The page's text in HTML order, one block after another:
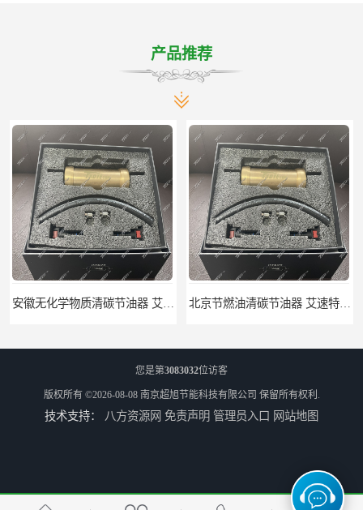
产品推荐
艾速特清碳节油器 优尾气清碳节油器 节能环保
您是第3083032位访客
版权所有 ©2026-08-08 南京超旭节能科技有限公司 保留所有权利.
技术支持： 八方资源网 免责声明 管理员入口 网站地图